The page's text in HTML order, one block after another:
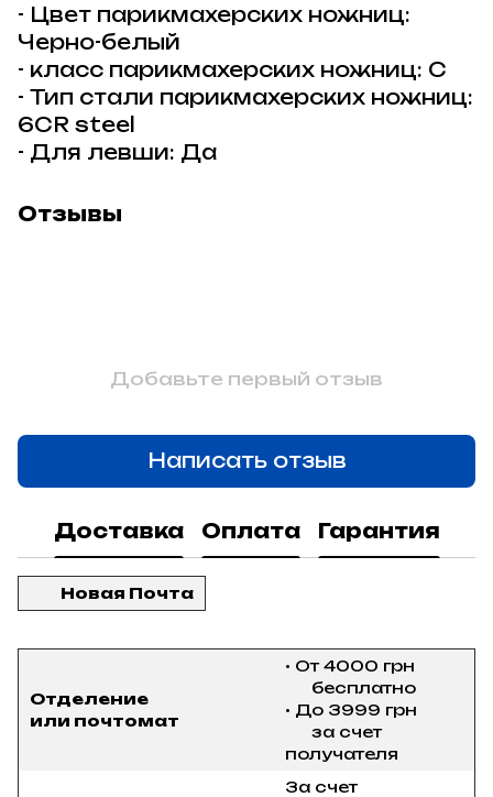
- Цвет парикмахерских ножниц:
Черно-белый
- класс парикмахерских ножниц: C
- Тип стали парикмахерских ножниц:
6CR steel
- Для левши: Да
Отзывы
Добавьте первый отзыв
Написать отзыв
Доставка Оплата Гарантия
Новая Почта
Отделение
или почтомат
• От 4000 грн
бесплатно
• До 3999 грн
за счет
получателя
За счет